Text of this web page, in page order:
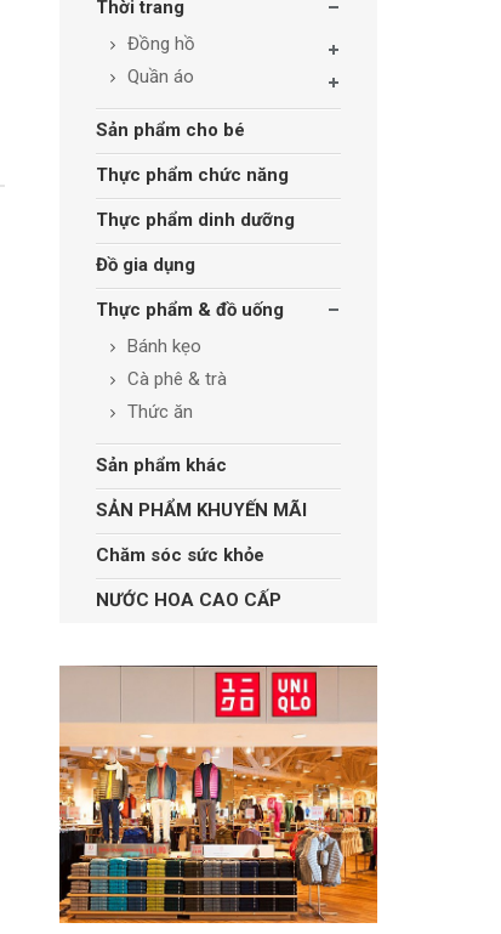
Thời trang
Đồng hồ
Quần áo
Sản phẩm cho bé
Thực phẩm chức năng
Thực phẩm dinh dưỡng
Đồ gia dụng
Thực phẩm & đồ uống
Bánh kẹo
Cà phê & trà
Thức ăn
Sản phẩm khác
SẢN PHẨM KHUYẾN MÃI
Chăm sóc sức khỏe
NƯỚC HOA CAO CẤP